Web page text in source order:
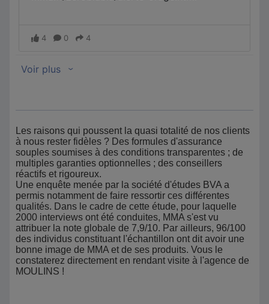
Les raisons qui poussent la quasi totalité de nos clients
à nous rester fidèles ? Des formules d'assurance
souples soumises à des conditions transparentes ; de
multiples garanties optionnelles ; des conseillers
réactifs et rigoureux.
Une enquête menée par la société d'études BVA a
permis notamment de faire ressortir ces différentes
qualités. Dans le cadre de cette étude, pour laquelle
2000 interviews ont été conduites, MMA s'est vu
attribuer la note globale de 7,9/10. Par ailleurs, 96/100
des individus constituant l'échantillon ont dit avoir une
bonne image de MMA et de ses produits. Vous le
constaterez directement en rendant visite à l'agence de
MOULINS !